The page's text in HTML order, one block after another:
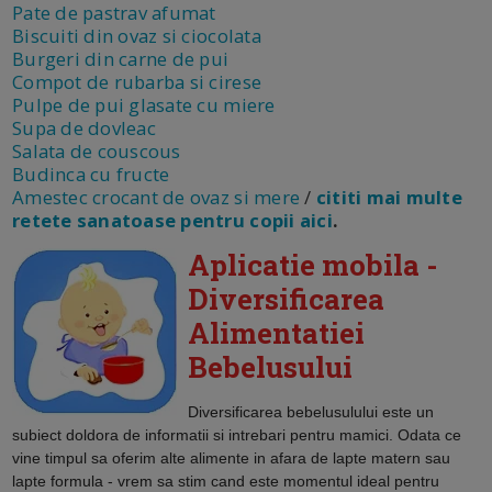
Pate de pastrav afumat
Biscuiti din ovaz si ciocolata
Burgeri din carne de pui
Compot de rubarba si cirese
Pulpe de pui glasate cu miere
Supa de dovleac
Salata de couscous
Budinca cu fructe
Amestec crocant de ovaz si mere / cititi mai multe
retete sanatoase pentru copii aici.
Aplicatie mobila -
Diversificarea
Alimentatiei
Bebelusului
Diversificarea bebelusulului este un
subiect doldora de informatii si intrebari pentru mamici. Odata ce
vine timpul sa oferim alte alimente in afara de lapte matern sau
lapte formula - vrem sa stim cand este momentul ideal pentru